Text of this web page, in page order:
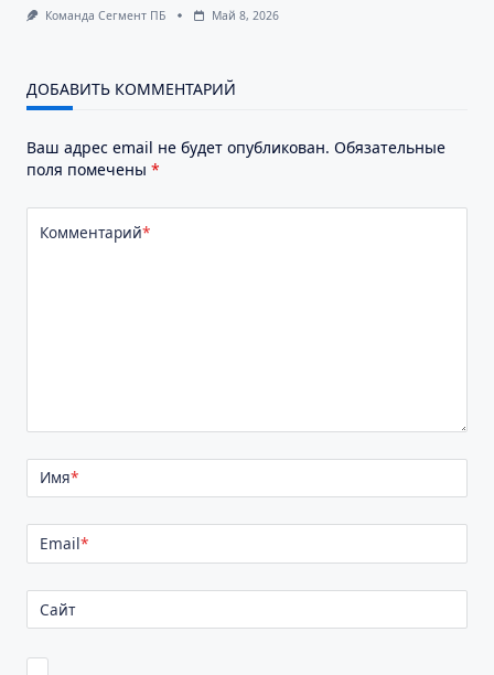
Команда Сегмент ПБ Май 8, 2026
ДОБАВИТЬ КОММЕНТАРИЙ
Ваш адрес email не будет опубликован. Обязательные
поля помечены *
Комментарий*
Имя*
Email*
Сайт